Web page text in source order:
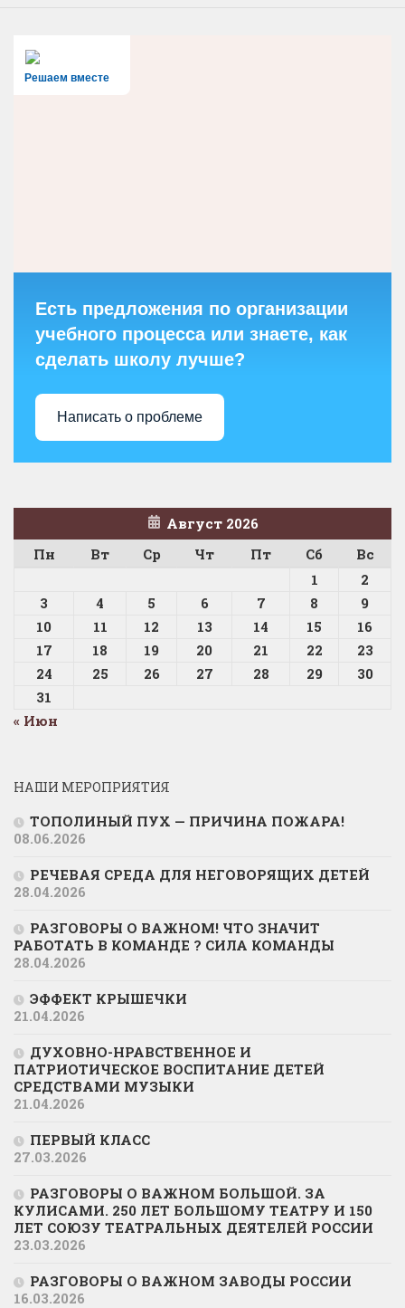
Решаем вместе
Есть предложения по организации
учебного процесса или знаете, как
сделать школу лучше?
Написать о проблеме
Август 2026
Пн
Вт Ср Чт Пт Сб
Вс
1
2
3
4 5 6 7 8
9
10
11 12 13 14 15
16
17
18 19 20 21 22
23
24
25 26 27 28 29
30
31
« Июн
НАШИ МЕРОПРИЯТИЯ
ТОПОЛИНЫЙ ПУХ — ПРИЧИНА ПОЖАРА!
08.06.2026
РЕЧЕВАЯ СРЕДА ДЛЯ НЕГОВОРЯЩИХ ДЕТЕЙ
28.04.2026
РАЗГОВОРЫ О ВАЖНОМ! ЧТО ЗНАЧИТ
РАБОТАТЬ В КОМАНДЕ ? СИЛА КОМАНДЫ
28.04.2026
ЭФФЕКТ КРЫШЕЧКИ
21.04.2026
ДУХОВНО-НРАВСТВЕННОЕ И
ПАТРИОТИЧЕСКОЕ ВОСПИТАНИЕ ДЕТЕЙ
СРЕДСТВАМИ МУЗЫКИ
21.04.2026
ПЕРВЫЙ КЛАСС
27.03.2026
РАЗГОВОРЫ О ВАЖНОМ БОЛЬШОЙ. ЗА
КУЛИСАМИ. 250 ЛЕТ БОЛЬШОМУ ТЕАТРУ И 150
ЛЕТ СОЮЗУ ТЕАТРАЛЬНЫХ ДЕЯТЕЛЕЙ РОССИИ
23.03.2026
РАЗГОВОРЫ О ВАЖНОМ ЗАВОДЫ РОССИИ
16.03.2026